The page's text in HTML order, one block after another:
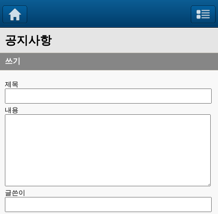
공지사항
쓰기
제목
내용
글쓴이